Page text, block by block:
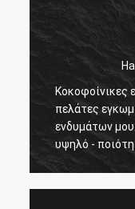
Εσείς που
εργασία για
προθηκών
Μετά από να
στείλουμε